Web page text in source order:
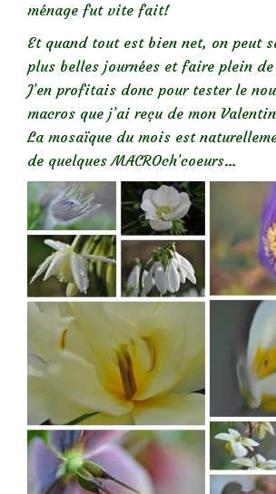
ménage fut vite fait!
Et quand tout est bien net, on peut
plus belles journées et faire plein
J’en profitais donc pour tester le
macros que j’ai reçu de mon
La mosaïque du mois est
de quelques MACROch’coeurs…